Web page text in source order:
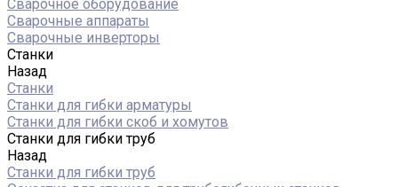
Сварочное оборудование
Сварочные аппараты
Сварочные инверторы
Станки
Назад
Станки
Станки для гибки арматуры
Станки для гибки скоб и хомутов
Станки для гибки труб
Назад
Станки для гибки труб